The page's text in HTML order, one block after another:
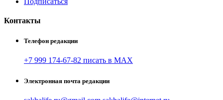
Контакты
Телефон редакции
+7 999 174-67-82 писать в MAX
Электронная почта редакции